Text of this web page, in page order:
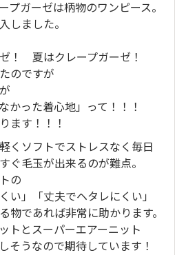
プガーゼは柄物のワンピース。
しました。
！ 夏はクレープガーゼ！
のですが
た着心地」って！！！
ます！！！
くソフトでストレスなく毎日
ぐ毛玉が出来るのが難点。
の
い」「丈夫でヘタレにくい」
物であれば非常に助かります。
トとスーパーエアーニット
そうなので期待しています！